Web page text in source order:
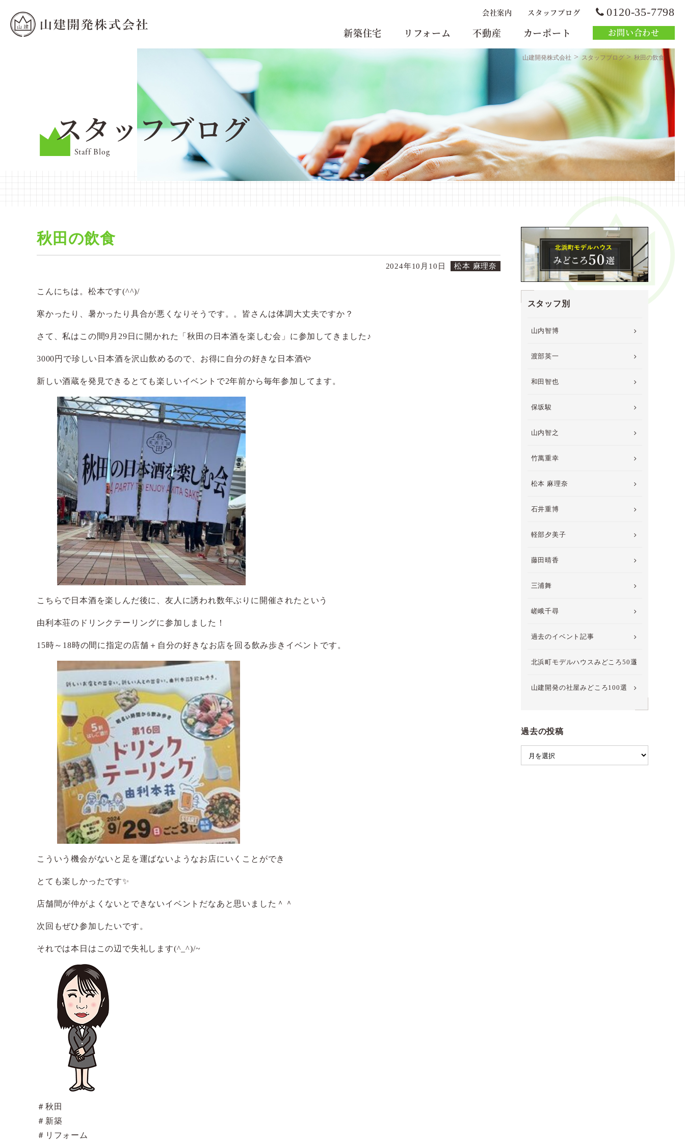
新築住宅 リフォーム 不動産 カーポート お問い合わせ
会社案内 スタッフブログ 0120-35-7798
スタッフブログ
Staff Blog
山建開発株式会社 >スタッフブログ>秋田の飲食
秋田の飲食
2024年10月10日 松本 麻理奈
こんにちは。松本です(^^)/
寒かったり、暑かったり具合が悪くなりそうです。。皆さんは体調大丈夫ですか？
さて、私はこの間9月29日に開かれた「秋田の日本酒を楽しむ会」に参加してきました♪
3000円で珍しい日本酒を沢山飲めるので、お得に自分の好きな日本酒や
新しい酒蔵を発見できるとても楽しいイベントで2年前から毎年参加してます。
こちらで日本酒を楽しんだ後に、友人に誘われ数年ぶりに開催されたという
由利本荘のドリンクテーリングに参加しました！
15時～18時の間に指定の店舗＋自分の好きなお店を回る飲み歩きイベントです。
こういう機会がないと足を運ばないようなお店にいくことができ
とても楽しかったです✨
店舗間が仲がよくないとできないイベントだなあと思いました＾＾
次回もぜひ参加したいです。
それでは本日はこの辺で失礼します(^_^)/~
＃秋田
＃新築
＃リフォーム
スタッフ別
山内智博
渡部英一
和田智也
保坂駿
山内智之
竹萬重幸
松本 麻理奈
石井重博
軽部夕美子
藤田晴香
三浦舞
嵯峨千尋
過去のイベント記事
北浜町モデルハウスみどころ50選
山建開発の社屋みどころ100選
過去の投稿